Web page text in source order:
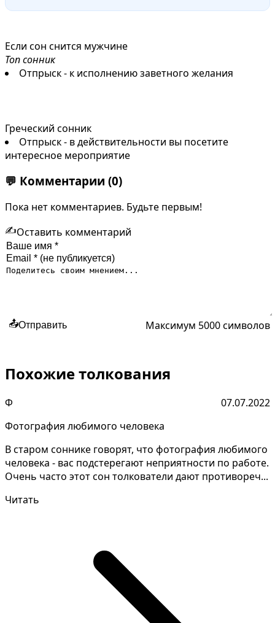
Если сон снится мужчине
Топ сонник
Отпрыск - к исполнению заветного желания
Греческий сонник
Отпрыск - в действительности вы посетите
интересное мероприятие
💬 Комментарии (0)
Пока нет комментариев. Будьте первым!
✍️Оставить комментарий
📤Отправить Максимум 5000 символов
Похожие толкования
Ф
07.07.2022
Фотография любимого человека
В старом соннике говорят, что фотография любимого
человека - вас подстерегают неприятности по работе.
Очень часто этот сон толкователи дают противореч...
Читать